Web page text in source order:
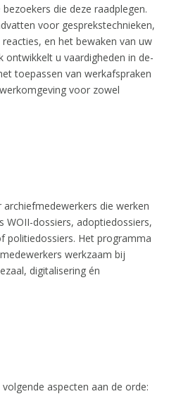
die deze raadplegen.
voor gesprekstechnieken,
en het bewaken van uw
ontwikkelt u vaardigheden in de-
toepassen van werkafspraken
voor zowel
die werken
WOII-dossiers, adoptiedossiers,
politiedossiers. Het programma
werkzaam bij
digitalisering én
aspecten aan de orde: